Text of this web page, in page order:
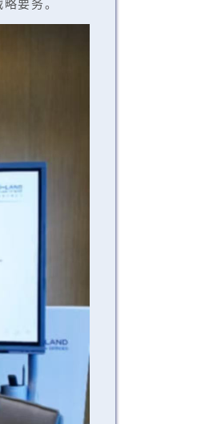
要务。